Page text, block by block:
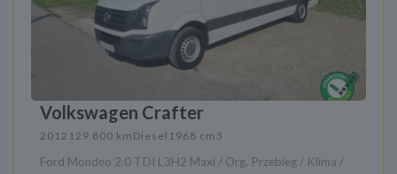
Volkswagen Crafter
2012 129 800 km Diesel 1968 cm3
Ford Mondeo 2.0 TDI L3H2 Maxi / Org. Przebieg / Klima /